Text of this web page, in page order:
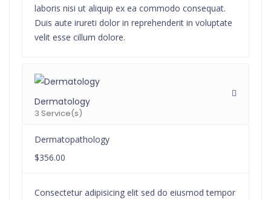
laboris nisi ut aliquip ex ea commodo consequat.
Duis aute irureti dolor in reprehenderit in voluptate
velit esse cillum dolore.
Dermatology
3 Service(s)
Dermatopathology
$356.00
Consectetur adipisicing elit sed do eiusmod tempor